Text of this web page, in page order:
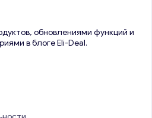
обновлениями функций и
в блоге Eli-Deal.